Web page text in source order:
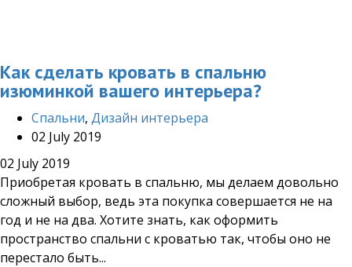
Как сделать кровать в спальню
изюминкой вашего интерьера?
Cпальни, Дизайн интерьера
02 July 2019
02 July 2019
Приобретая кровать в спальню, мы делаем довольно
сложный выбор, ведь эта покупка совершается не на
год и не на два. Хотите знать, как оформить
пространство спальни с кроватью так, чтобы оно не
перестало быть...